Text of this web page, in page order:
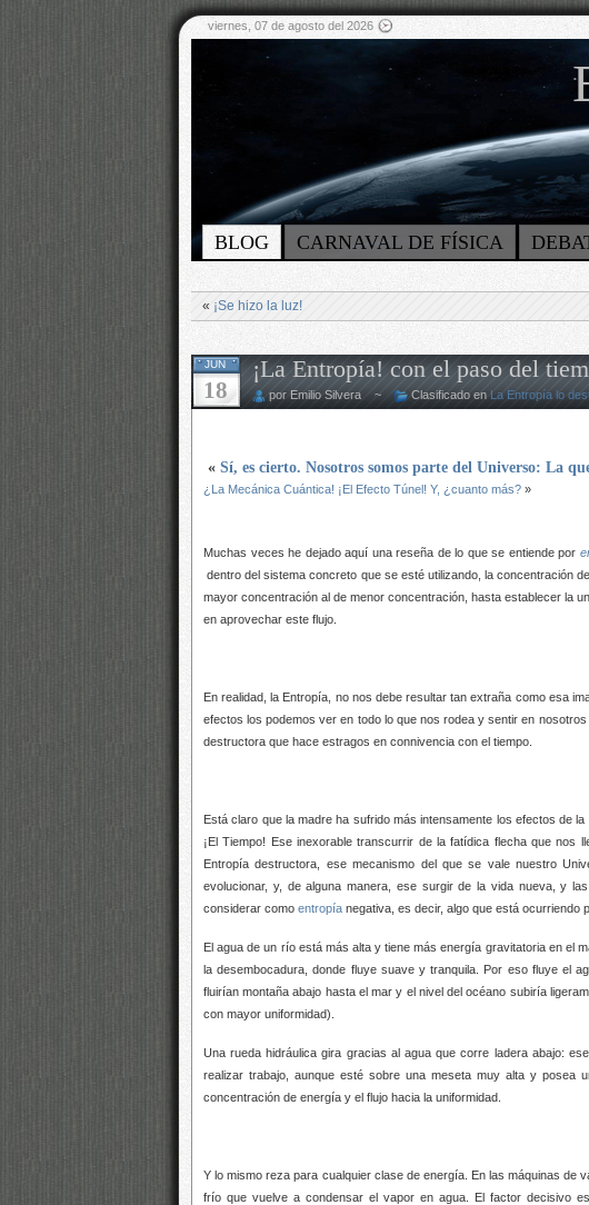
viernes, 07 de agosto del 2026
BLOG CARNAVAL DE FÍSICA
« ¡Se hizo la luz!
JUN
18
¡La Entropía! con el paso del
por Emilio Silvera ~ Clasificado en La Entropía lo
« Sí, es cierto. Nosotros somos parte del Universo: La
¿La Mecánica Cuántica! ¡El Efecto Túnel! Y, ¿cuanto más? »
Muchas veces he dejado aquí una reseña de lo que se entiende por
dentro del sistema concreto que se esté utilizando, la concentración
mayor concentración al de menor concentración, hasta establecer la
en aprovechar este flujo.
En realidad, la Entropía, no nos debe resultar tan extraña como esa
efectos los podemos ver en todo lo que nos rodea ysentir en
destructora que hace estragos en connivencia con el tiempo.
Está claro que la madre ha sufrido más intensamente los efectos de la
¡El Tiempo! Ese inexorable transcurrir de la fatídica flecha que
Entropía destructora, ese mecanismo del que se vale nuestro
evolucionar, y, de alguna manera, ese surgir de la vida nueva, y
considerar como entropía negativa, es decir, algo que está ocurriendo
El agua de un río está más alta y tiene más energía gravitatoria en el
la desembocadura, donde fluye suave y tranquila. Por eso fluye el
fluirían montaña abajo hasta el mar y el nivel del océano subiría
con mayor uniformidad).
Una rueda hidráulica gira gracias al agua que corre ladera abajo:
realizar trabajo, aunque esté sobre una meseta muy alta y posea
concentración de energía y el flujo hacia la uniformidad.
Y lo mismo reza para cualquier clase de energía. En las máquinas de
frío que vuelve a condensar el vapor en agua. El factor decisivo